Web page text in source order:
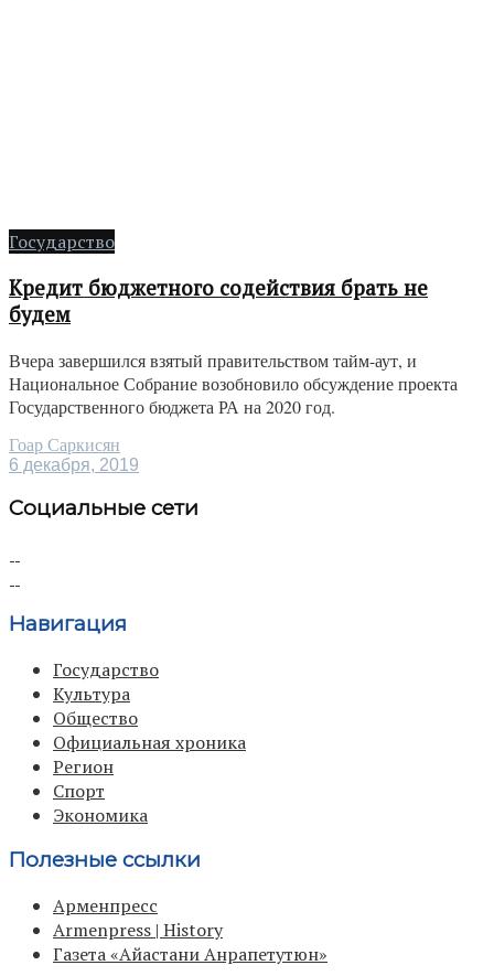
Государство
Кредит бюджетного содействия брать не
будем
Вчера завершился взятый правительством тайм-аут, и
Национальное Собрание возобновило обсуждение проекта
Государственного бюджета РА на 2020 год.
Гоар Саркисян
6 декабря, 2019
Социальные сети
Навигация
Государство
Культура
Общество
Официальная хроника
Регион
Спорт
Экономика
Полезные ссылки
Арменпресс
Armenpress | History
Газета «Айастани Анрапетутюн»